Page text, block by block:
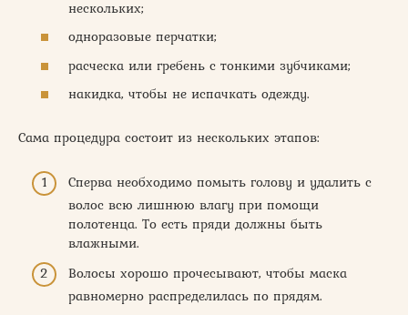
нескольких;
одноразовые перчатки;
расческа или гребень с тонкими зубчиками;
накидка, чтобы не испачкать одежду.
Сама процедура состоит из нескольких этапов:
Сперва необходимо помыть голову и удалить с
волос всю лишнюю влагу при помощи
полотенца. То есть пряди должны быть
влажными.
Волосы хорошо прочесывают, чтобы маска
равномерно распределилась по прядям.